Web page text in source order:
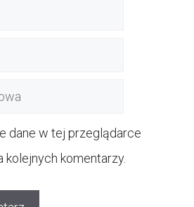
dane w tej przeglądarce
kolejnych komentarzy.